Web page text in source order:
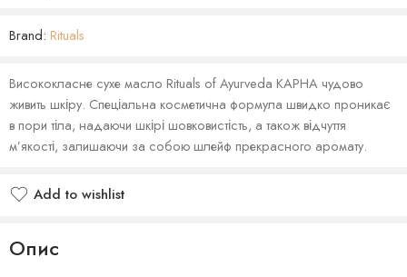
Brand: Rituals
Висококласне сухе масло Rituals of Ayurveda KAPHA чудово
живить шкіру. Спеціальна косметична формула швидко проникає
в пори тіла, надаючи шкірі шовковистість, а також відчуття
м’якості, залишаючи за собою шлейф прекрасного аромату.
Add to wishlist
Опис